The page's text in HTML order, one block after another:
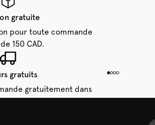
gratuite
pour toute commande
150 CAD.
gratuits
gratuitement dans
jours.